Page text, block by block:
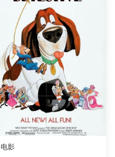
电影